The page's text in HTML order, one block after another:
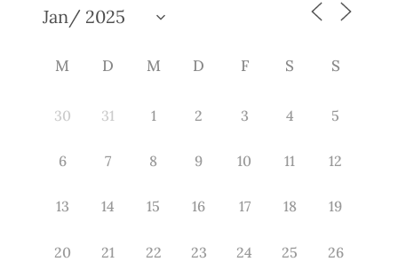
M D M D F S S
30 31 1 2 3 4 5
6 7 8 9 10 11 12
13 14 15 16 17 18 19
20 21 22 23 24 25 26